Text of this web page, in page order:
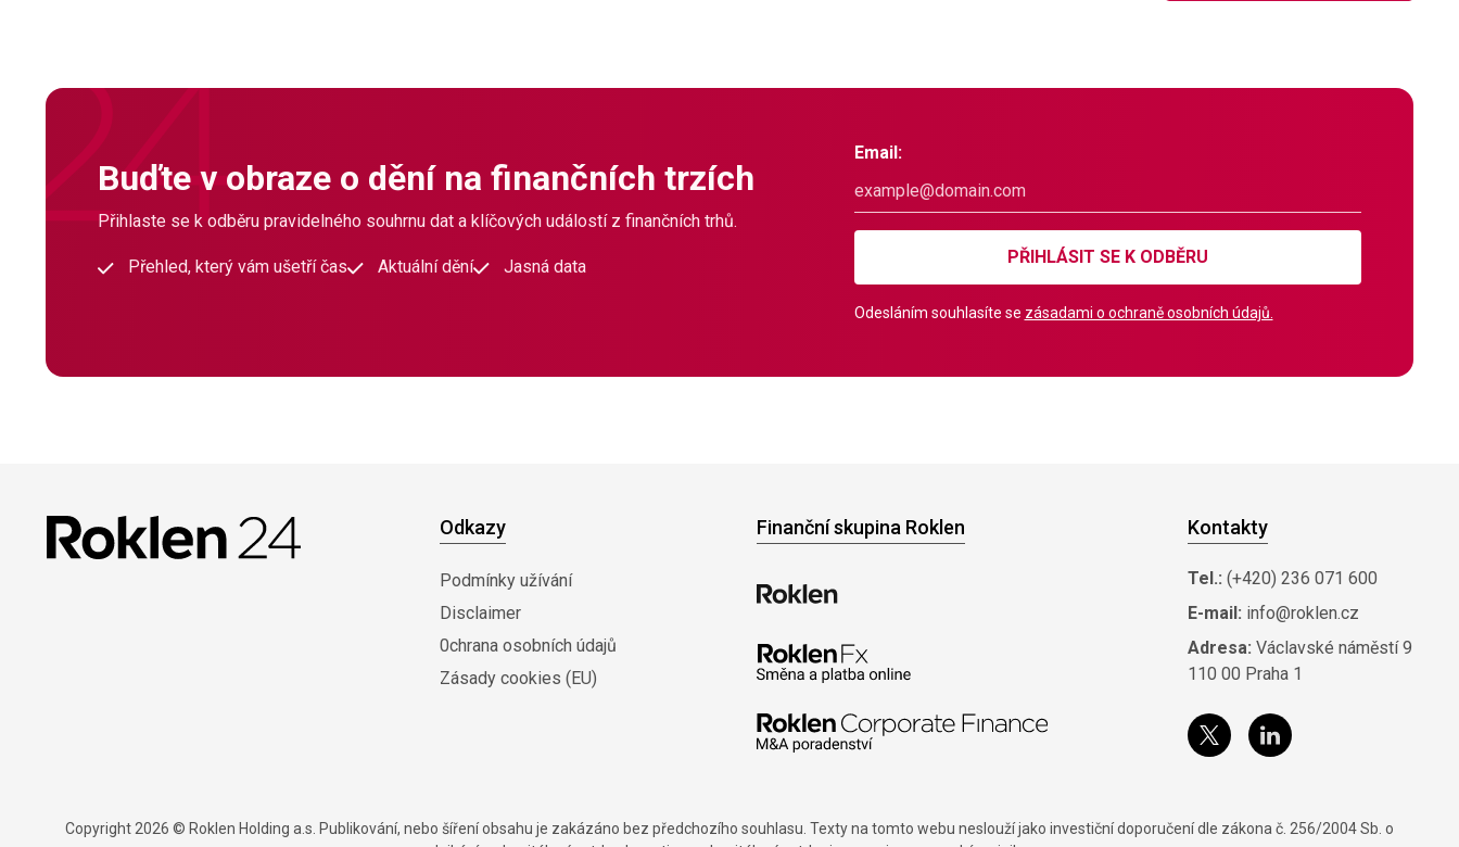
Buďte v obraze o dění na finančních trzích
Přihlaste se k odběru pravidelného souhrnu dat a klíčových událostí z finančních trhů.
Přehled, který vám ušetří čas Aktuální dění Jasná data
Email:
PŘIHLÁSIT SE K ODBĚRU
Odesláním souhlasíte se zásadami o ochraně osobních údajů.
Odkazy
Podmínky užívání
Disclaimer
0chrana osobních údajů
Zásady cookies (EU)
Finanční skupina Roklen Kontakty
Tel.: (+420) 236 071 600
E-mail: info@roklen.cz
Adresa: Václavské náměstí 9
110 00 Praha 1
Copyright 2026 © Roklen Holding a.s. Publikování, nebo šíření obsahu je zakázáno bez předchozího souhlasu. Texty na tomto webu neslouží jako investiční doporučení dle zákona č. 256/2004 Sb. o